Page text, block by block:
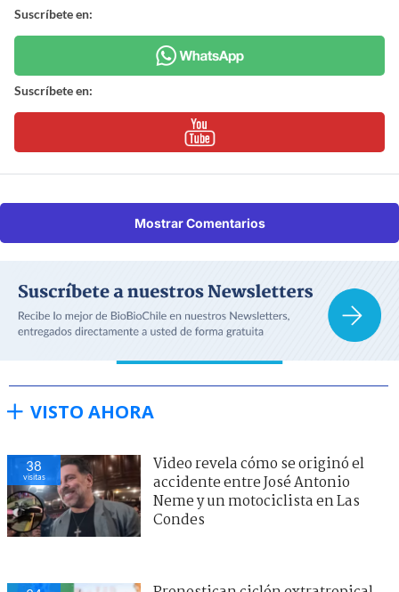
Suscríbete en:
Suscríbete en:
Mostrar Comentarios
VISTO AHORA
38
visitas
Video revela cómo se originó el
accidente entre José Antonio
Neme y un motociclista en Las
Condes